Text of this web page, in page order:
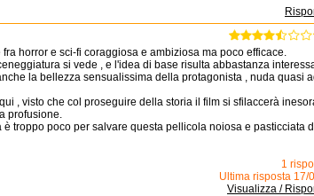
horror e sci-fi coraggiosa e ambiziosa ma poco efficace.
si vede , e l'idea di base risulta abbastanza
la bellezza sensualissima della protagonista , nuda quasi
, visto che col proseguire della storia il film si sfilaccerà
profusione.
è troppo poco per salvare questa pellicola noiosa e pasticciata
1
Ultima risposta 17/
Visualizza /